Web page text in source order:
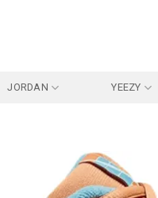
JORDAN YEEZY